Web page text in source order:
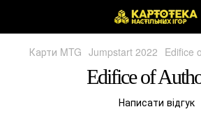
Карти MTG Jumpstart 2022 Edifice
Edifice of
Написати відгук